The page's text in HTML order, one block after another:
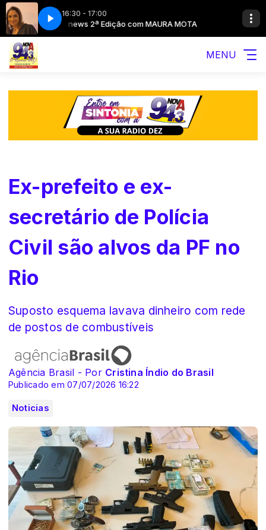
16:30 - 17:00
94 news 2ª Edição com MAURA MOTA
MENU
Ex-prefeito e ex-
secretário de Polícia
Civil são alvos da PF no
Rio
Suposto esquema lavava dinheiro com rede
de postos de combustíveis
Agência Brasil - Por Cristina Índio do Brasil
Publicado em 07/07/2026 16:22
Noticias